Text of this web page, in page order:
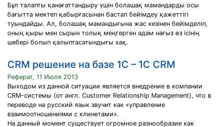
Бұл талапты қанағаттандыру үшін болашақ мамандарды осы
бағытта мектеп қабырғасынан бастап бейімдеу қажеттігі
туындайды. Ал, болашақ мамандығына жас кезінен бейімделіп,
оның қыры мен сырын толық меңгерген адам нағыз өз ісінің
шебері болып қалыптасатындығы хақ.
CRM решение на базе 1С – 1С CRM
Реферат, 11 Июля 2013
Выходом из данной ситуации является внедрение в компании
CRM-системы (от англ. Customer Relationship Management), что в
переводе на русский язык звучит как «управление
взаимоотношениями с клинетами».
На данный момент существует огромное разнообразие как